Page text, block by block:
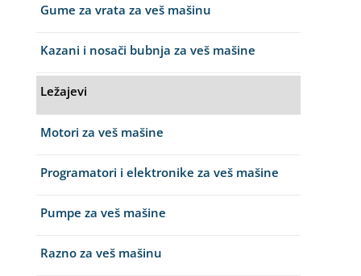
Gume za vrata za veš mašinu
Kazani i nosači bubnja za veš mašine
Ležajevi
Motori za veš mašine
Programatori i elektronike za veš mašine
Pumpe za veš mašine
Razno za veš mašinu